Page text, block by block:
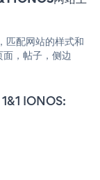
匹配网站的样式和
，帖子，侧边
IONOS: